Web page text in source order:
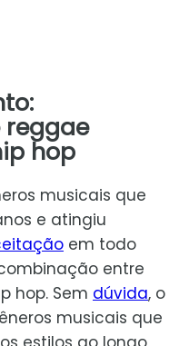
hop
musicais que
e atingiu
em todo
entre
hop. Sem dúvida, o
musicais que